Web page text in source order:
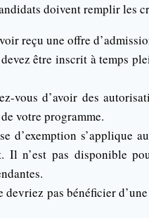
doivent remplir les
reçu une offre
être inscrit à temps
vous d’avoir des
votre programme.
d’exemption s’applique
n’est pas disponible
devriez pas bénéficier